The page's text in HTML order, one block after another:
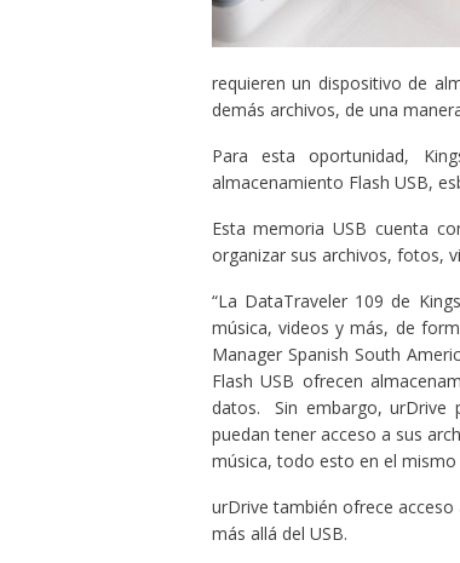
requieren un dispositivo de
demás archivos, de una
Para esta oportunidad,
almacenamiento Flash USB,
Esta memoria USB cuenta
organizar sus archivos, fotos,
“La DataTraveler 109 de
música, videos y más, de
Manager Spanish South
Flash USB ofrecen
datos. Sin embargo, urDrive
puedan tener acceso a sus
música, todo esto en el mismo
urDrive también ofrece
más allá del USB.